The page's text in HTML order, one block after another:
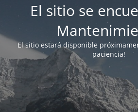
El sitio se
El sitio estará disponible
paciencia!